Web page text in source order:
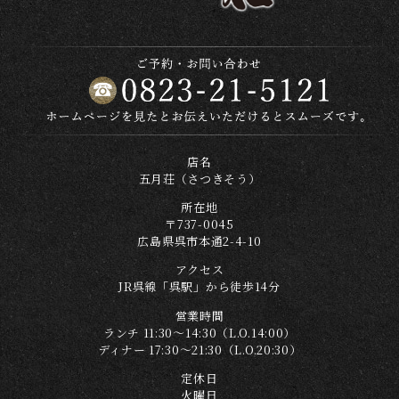
店名
五月荘（さつきそう）
所在地
〒737-0045
広島県呉市本通2-4-10
アクセス
JR呉線「呉駅」から徒歩14分
営業時間
ランチ 11:30～14:30（L.O.14:00）
ディナー 17:30～21:30（L.O.20:30）
定休日
火曜日